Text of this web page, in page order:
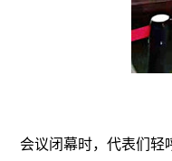
会议闭幕时，代表们轻